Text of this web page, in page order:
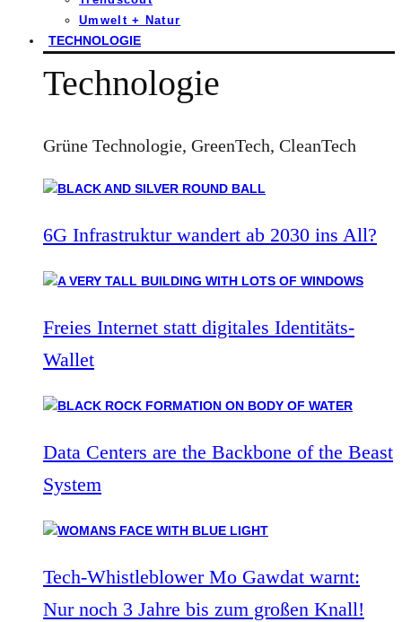
Umwelt + Natur
TECHNOLOGIE
Technologie
Grüne Technologie, GreenTech, CleanTech
6G Infrastruktur wandert ab 2030 ins All?
Freies Internet statt digitales Identitäts-
Wallet
Data Centers are the Backbone of the Beast
System
Tech-Whistleblower Mo Gawdat warnt:
Nur noch 3 Jahre bis zum großen Knall!